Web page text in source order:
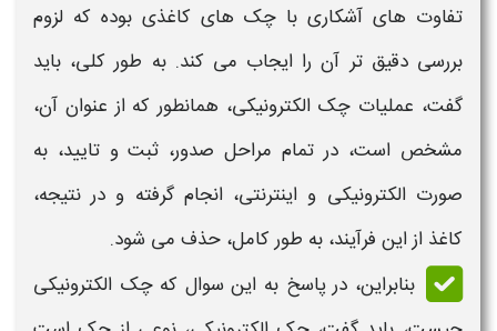
تفاوت های آشکاری با چک های کاغذی بوده که لزوم
بررسی دقیق تر آن را ایجاب می کند. به طور کلی، باید
گفت، عملیات چک الکترونیکی، همانطور که از عنوان آن،
مشخص است، در تمام مراحل صدور، ثبت و تایید، به
صورت الکترونیکی و اینترنتی، انجام گرفته و در نتیجه،
کاغذ از این فرآیند، به طور کامل، حذف می شود.
بنابراین، در پاسخ به این سوال که چک الکترونیکی